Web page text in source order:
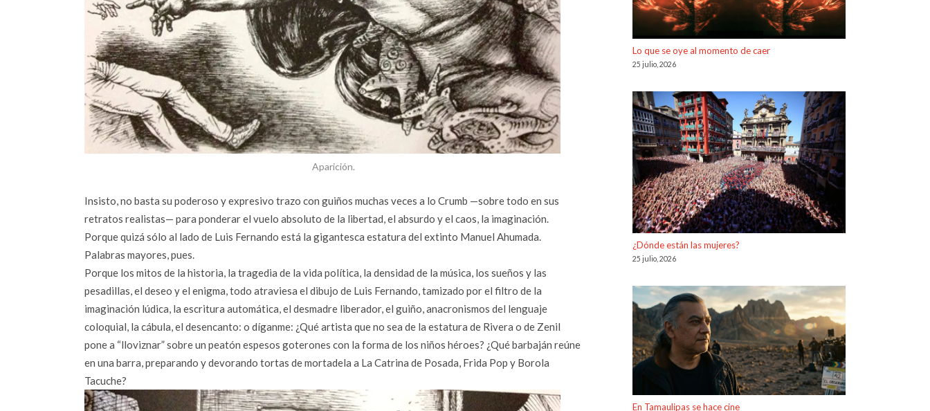
Aparición.
Insisto, no basta su poderoso y expresivo trazo con guiños muchas veces a lo Crumb —sobre todo en sus
retratos realistas— para ponderar el vuelo absoluto de la libertad, el absurdo y el caos, la imaginación.
Porque quizá sólo al lado de Luis Fernando está la gigantesca estatura del extinto Manuel Ahumada.
Palabras mayores, pues.
Porque los mitos de la historia, la tragedia de la vida política, la densidad de la música, los sueños y las
pesadillas, el deseo y el enigma, todo atraviesa el dibujo de Luis Fernando, tamizado por el filtro de la
imaginación lúdica, la escritura automática, el desmadre liberador, el guiño, anacronismos del lenguaje
coloquial, la cábula, el desencanto: o díganme: ¿Qué artista que no sea de la estatura de Rivera o de Zenil
pone a “lloviznar” sobre un peatón espesos goterones con la forma de los niños héroes? ¿Qué barbaján reúne
en una barra, preparando y devorando tortas de mortadela a La Catrina de Posada, Frida Pop y Borola
Tacuche?
Lo que se oye al momento de caer
25 julio, 2026
¿Dónde están las mujeres?
25 julio, 2026
En Tamaulipas se hace cine